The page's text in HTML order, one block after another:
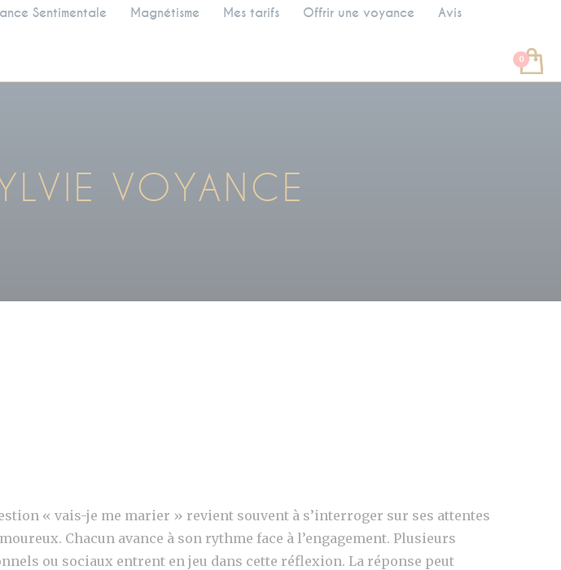
Sentimentale Magnétisme Mes tarifs Offrir une voyance
Avis
VOYANCE
« vais-je me marier » revient souvent à s’interroger sur ses attentes
Chacun avance à son rythme face à l’engagement. Plusieurs
ou sociaux entrent en jeu dans cette réflexion. La réponse peut